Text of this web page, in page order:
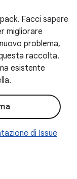
Facci sapere
migliorare
problema,
raccolta.
esistente
di Issue